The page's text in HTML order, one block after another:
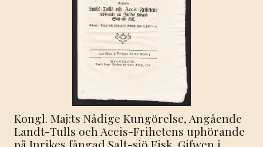
Kongl. Maj:ts Nådige Kungörelse, Angående
Landt-Tulls och Accis-Frihetens uphörande